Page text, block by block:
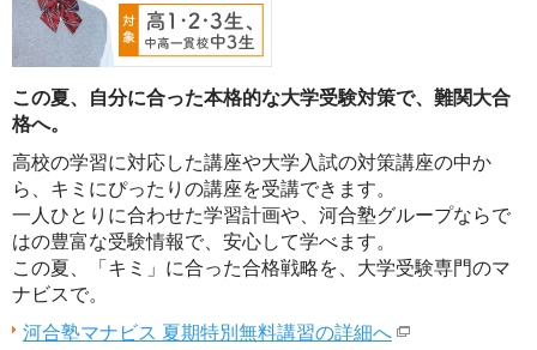
この夏、自分に合った本格的な大学受験対策で、難関大合
格へ。
高校の学習に対応した講座や大学入試の対策講座の中か
ら、キミにぴったりの講座を受講できます。
一人ひとりに合わせた学習計画や、河合塾グループならで
はの豊富な受験情報で、安心して学べます。
この夏、「キミ」に合った合格戦略を、大学受験専門のマ
ナビスで。
河合塾マナビス 夏期特別無料講習の詳細へ